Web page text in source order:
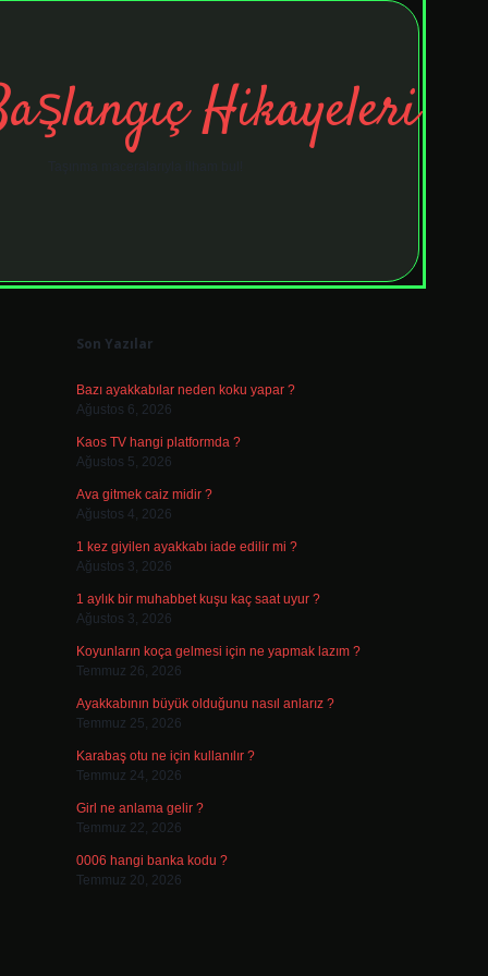
Hikayeleri
Son Yazılar
Bazı ayakkabılar neden koku yapar ?
Ağustos 6, 2026
Kaos TV hangi platformda ?
Ağustos 5, 2026
Ava gitmek caiz midir ?
Ağustos 4, 2026
1 kez giyilen ayakkabı iade edilir mi ?
Ağustos 3, 2026
1 aylık bir muhabbet kuşu kaç saat uyur ?
Ağustos 3, 2026
Koyunların koça gelmesi için ne yapmak lazım ?
Temmuz 26, 2026
Ayakkabının büyük olduğunu nasıl anlarız ?
Temmuz 25, 2026
Karabaş otu ne için kullanılır ?
Temmuz 24, 2026
Girl ne anlama gelir ?
Temmuz 22, 2026
0006 hangi banka kodu ?
Temmuz 20, 2026